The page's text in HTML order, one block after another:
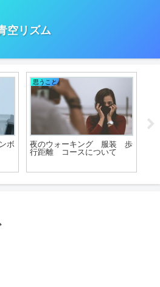
空リズム
ボ
思うこと
夜のウォーキング 服装 歩
行距離 コースについて